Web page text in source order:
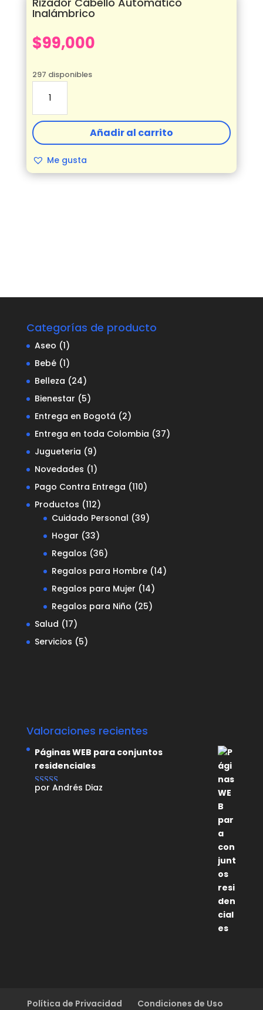
Inalámbrico
$99,000
297 disponibles
Cabello
Automático
Inalámbrico
cantidad
Añadir al carrito
Me gusta
Categorías de producto
Aseo (1)
Bebé (1)
Belleza (24)
Bienestar (5)
Entrega en Bogotá (2)
Entrega en toda Colombia (37)
Jugueteria (9)
Novedades (1)
Pago Contra Entrega (110)
Productos (112)
Cuidado Personal (39)
Hogar (33)
Regalos (36)
Regalos para Hombre (14)
Regalos para Mujer (14)
Regalos para Niño (25)
Salud (17)
Servicios (5)
Valoraciones recientes
Páginas WEB para conjuntos
residenciales
Valorado con
por Andrés Diaz
Política de Privacidad Condiciones de Uso